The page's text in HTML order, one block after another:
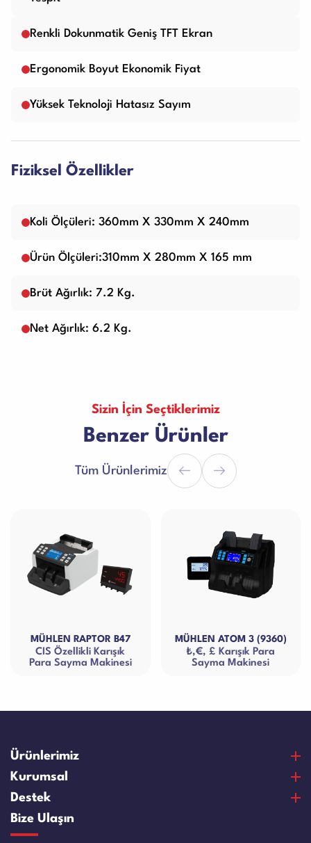
Renkli Dokunmatik Geniş TFT Ekran
Ergonomik Boyut Ekonomik Fiyat
Yüksek Teknoloji Hatasız Sayım
Fiziksel Özellikler
Koli Ölçüleri: 360mm X 330mm X 240mm
Ürün Ölçüleri:310mm X 280mm X 165 mm
Brüt Ağırlık: 7.2 Kg.
Net Ağırlık: 6.2 Kg.
Sizin İçin Seçtiklerimiz
Benzer Ürünler
Tüm Ürünlerimiz
MÜHLEN RAPTOR B47
CIS Özellikli Karışık
Para Sayma Makinesi
MÜHLEN ATOM 3 (9360)
₺,€, £ Karışık Para
Sayma Makinesi
Ürünlerimiz
Para Sayma Makineleri
Para Kontrol Makineleri
Bozuk Para Sayma Makineleri
Elektronik Çelik Para Kasaları
Kurumsal
Hakkımızda
Vizyon & Misyon
Sertifikalar
Destek
Satın Alma Ve Ödeme
Garanti ve Memnuniyet
Bize Ulaşın